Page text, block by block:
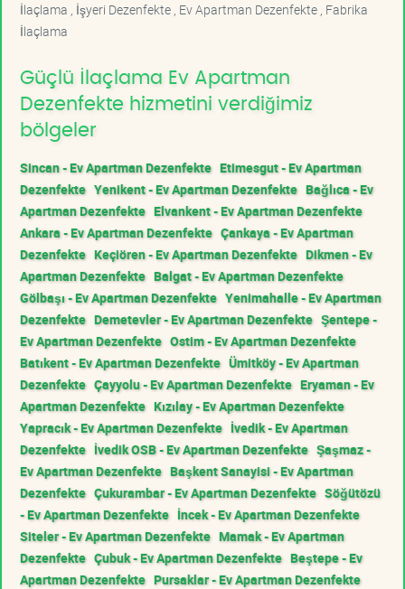
İlaçlama , İşyeri Dezenfekte , Ev Apartman Dezenfekte , Fabrika
İlaçlama
Güçlü İlaçlama Ev Apartman
Dezenfekte hizmetini verdiğimiz
bölgeler
Sincan - Ev Apartman Dezenfekte Etimesgut - Ev Apartman
Dezenfekte Yenikent - Ev Apartman Dezenfekte Bağlıca - Ev
Apartman Dezenfekte Elvankent - Ev Apartman Dezenfekte
Ankara - Ev Apartman Dezenfekte Çankaya - Ev Apartman
Dezenfekte Keçiören - Ev Apartman Dezenfekte Dikmen - Ev
Apartman Dezenfekte Balgat - Ev Apartman Dezenfekte
Gölbaşı - Ev Apartman Dezenfekte Yenimahalle - Ev Apartman
Dezenfekte Demetevler - Ev Apartman Dezenfekte Şentepe -
Ev Apartman Dezenfekte Ostim - Ev Apartman Dezenfekte
Batıkent - Ev Apartman Dezenfekte Ümitköy - Ev Apartman
Dezenfekte Çayyolu - Ev Apartman Dezenfekte Eryaman - Ev
Apartman Dezenfekte Kızılay - Ev Apartman Dezenfekte
Yapracık - Ev Apartman Dezenfekte İvedik - Ev Apartman
Dezenfekte İvedik OSB - Ev Apartman Dezenfekte Şaşmaz -
Ev Apartman Dezenfekte Başkent Sanayisi - Ev Apartman
Dezenfekte Çukurambar - Ev Apartman Dezenfekte Söğütözü
- Ev Apartman Dezenfekte İncek - Ev Apartman Dezenfekte
Siteler - Ev Apartman Dezenfekte Mamak - Ev Apartman
Dezenfekte Çubuk - Ev Apartman Dezenfekte Beştepe - Ev
Apartman Dezenfekte Pursaklar - Ev Apartman Dezenfekte